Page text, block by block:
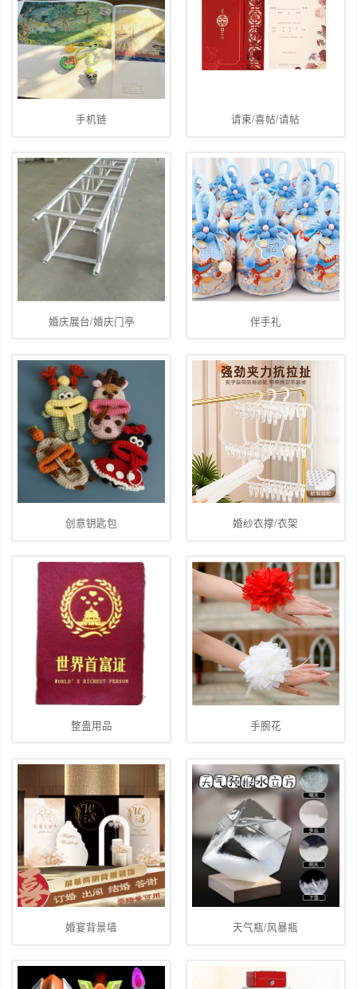
手机链 请柬/喜帖/请帖
婚庆展台/婚庆门亭 伴手礼
创意钥匙包 婚纱衣撑/衣架
整蛊用品 手腕花
婚宴背景墙 天气瓶/风暴瓶